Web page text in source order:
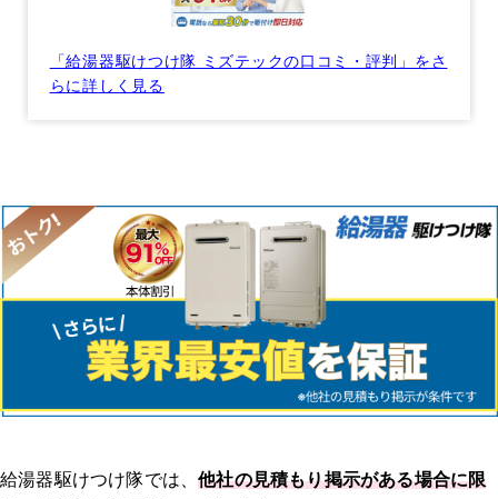
「給湯器駆けつけ隊 ミズテックの口コミ・評判」をさ
らに詳しく見る
給湯器駆けつけ隊では、他社の見積もり掲示がある場合に限